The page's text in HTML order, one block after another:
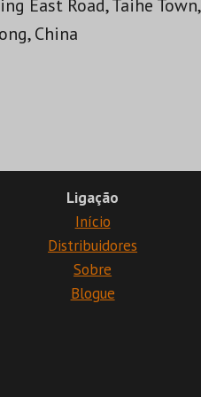
East Road, Taihe Town,
China
Ligação
Início
Distribuidores
Sobre
Blogue